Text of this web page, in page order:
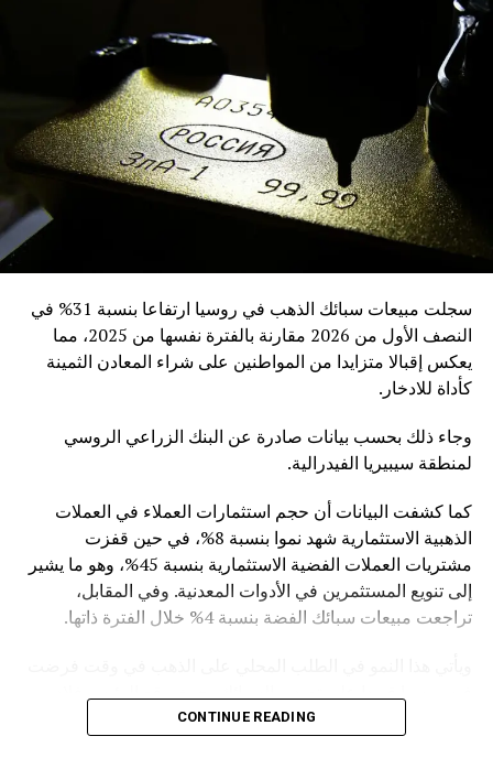
سجلت مبيعات سبائك الذهب في روسيا ارتفاعا بنسبة 31% في
النصف الأول من 2026 مقارنة بالفترة نفسها من 2025، مما
يعكس إقبالا متزايدا من المواطنين على شراء المعادن الثمينة
كأداة للادخار.
وجاء ذلك بحسب بيانات صادرة عن البنك الزراعي الروسي
لمنطقة سيبيريا الفيدرالية.
كما كشفت البيانات أن حجم استثمارات العملاء في العملات
الذهبية الاستثمارية شهد نموا بنسبة 8%، في حين قفزت
مشتريات العملات الفضية الاستثمارية بنسبة 45%، وهو ما يشير
إلى تنويع المستثمرين في الأدوات المعدنية. وفي المقابل،
تراجعت مبيعات سبائك الفضة بنسبة 4% خلال الفترة ذاتها.
بوتين في مارس الماضي مرسوما يمنع تصدير سبائك الذهب التي
CONTINUE READING